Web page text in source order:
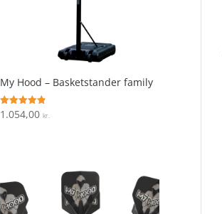
My Hood – Basketstander family
Vurderet
4.9
1.054,00 kr.